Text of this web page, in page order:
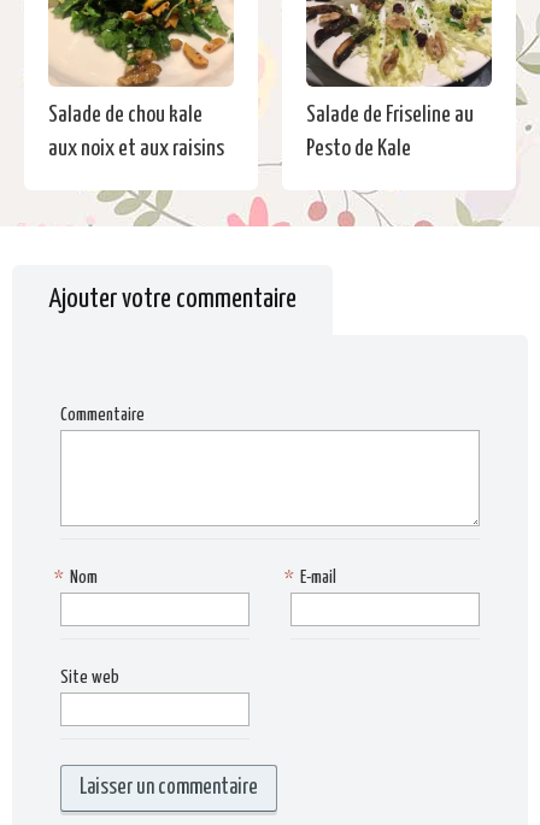
Salade de chou kale
aux noix et aux raisins
Salade de Friseline au
Pesto de Kale
Ajouter votre commentaire
Commentaire
Nom
* E-mail
*
Site web